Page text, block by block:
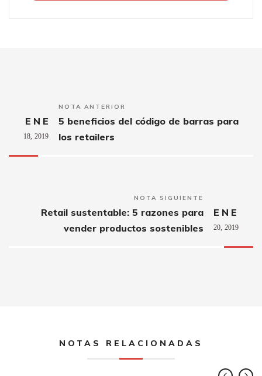
NOTA ANTERIOR
ENE
18, 2019
5 beneficios del código de barras para
los retailers
NOTA SIGUIENTE
ENE
20, 2019
Retail sustentable: 5 razones para
vender productos sostenibles
NOTAS RELACIONADAS